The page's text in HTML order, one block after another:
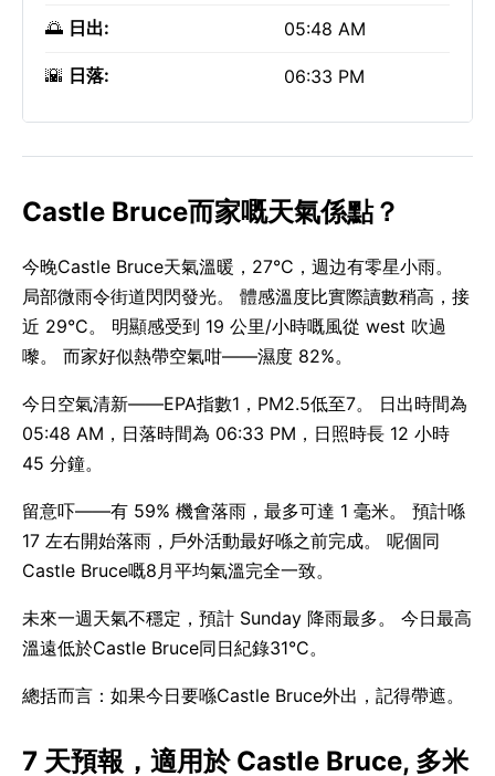
🌅 日出: 05:48 AM
🌇 日落: 06:33 PM
Castle Bruce而家嘅天氣係點？
今晚Castle Bruce天氣溫暖，27°C，週边有零星小雨。
局部微雨令街道閃閃發光。 體感溫度比實際讀數稍高，接
近 29°C。 明顯感受到 19 公里/小時嘅風從 west 吹過
嚟。 而家好似熱帶空氣咁——濕度 82%。
今日空氣清新——EPA指數1，PM2.5低至7。 日出時間為
05:48 AM，日落時間為 06:33 PM，日照時長 12 小時
45 分鐘。
留意吓——有 59% 機會落雨，最多可達 1 毫米。 預計喺
17 左右開始落雨，戶外活動最好喺之前完成。 呢個同
Castle Bruce嘅8月平均氣溫完全一致。
未來一週天氣不穩定，預計 Sunday 降雨最多。 今日最高
溫遠低於Castle Bruce同日紀錄31°C。
總括而言：如果今日要喺Castle Bruce外出，記得帶遮。
7 天預報，適用於 Castle Bruce, 多米